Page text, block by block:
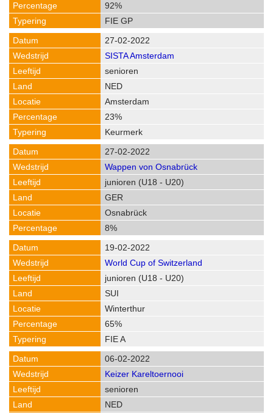
92%
FIE GP
27-02-2022
SISTA Amsterdam
senioren
NED
Amsterdam
23%
Keurmerk
27-02-2022
Wappen von Osnabrück
junioren (U18 - U20)
GER
Osnabrück
8%
19-02-2022
World Cup of Switzerland
junioren (U18 - U20)
SUI
Winterthur
65%
FIE A
06-02-2022
Keizer Kareltoernooi
senioren
NED